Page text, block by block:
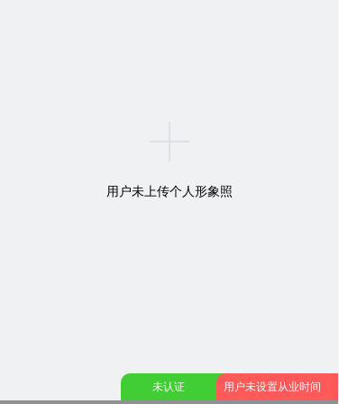
用户未上传个人形象照
未认证 用户未设置从业时间